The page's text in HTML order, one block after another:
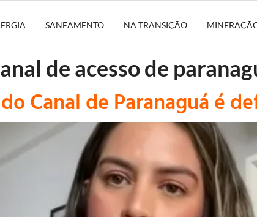
SANEAMENTO NA TRANSIÇÃO
de acesso de
Canal de Paranaguá é